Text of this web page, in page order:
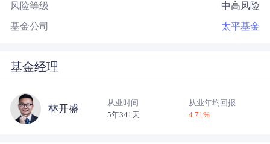
风险等级 中高风险
基金公司 太平基金
基金经理
林开盛
从业时间
5年341天
从业年均回报
4.71 %